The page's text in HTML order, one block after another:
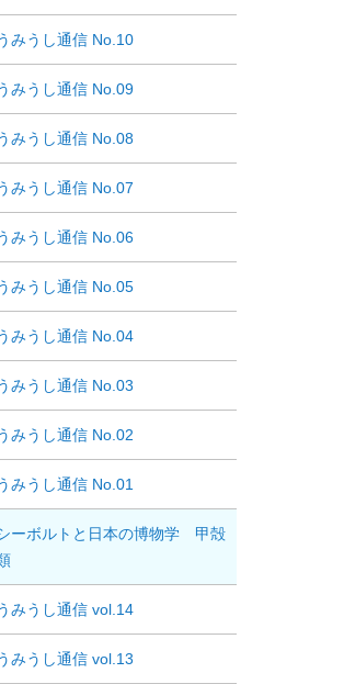
みうし通信 No.10
みうし通信 No.09
みうし通信 No.08
みうし通信 No.07
みうし通信 No.06
みうし通信 No.05
みうし通信 No.04
みうし通信 No.03
みうし通信 No.02
みうし通信 No.01
ーボルトと日本の博物学 甲殻
みうし通信 vol.14
みうし通信 vol.13